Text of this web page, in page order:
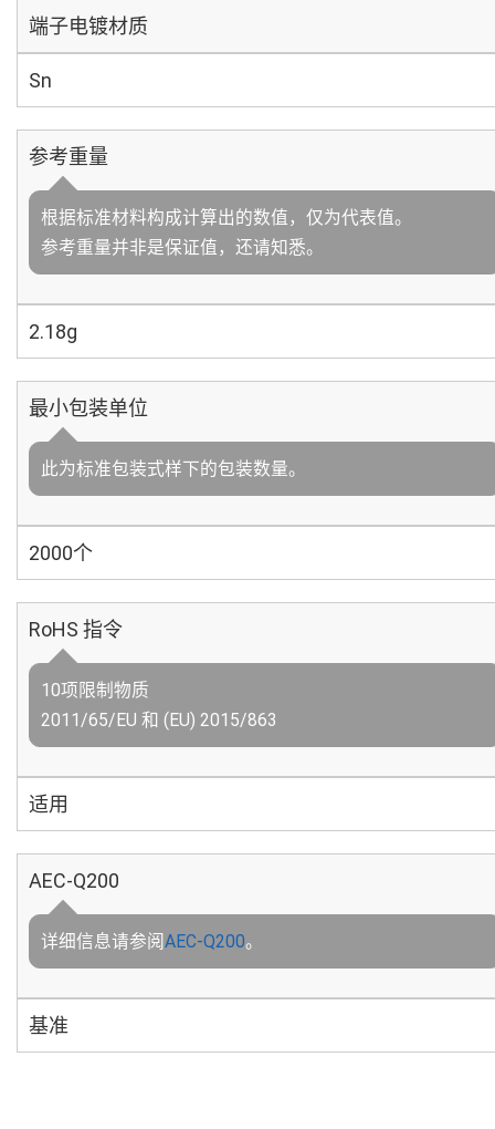
端子电镀材质
Sn
参考重量
根据标准材料构成计算出的数值，仅为代表值。
参考重量并非是保证值，还请知悉。
2.18g
最小包装单位
此为标准包装式样下的包装数量。
2000个
RoHS 指令
10项限制物质
2011/65/EU 和 (EU) 2015/863
适用
AEC-Q200
详细信息请参阅AEC-Q200。
基准